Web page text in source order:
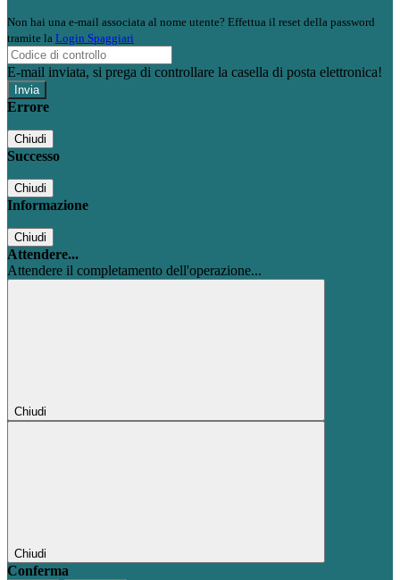
Non hai una e-mail associata al nome utente? Effettua il reset della password
tramite la Login Spaggiari
E-mail inviata, si prega di controllare la casella di posta elettronica!
Errore
Chiudi
Successo
Chiudi
Informazione
Chiudi
Attendere...
Attendere il completamento dell'operazione...
Chiudi
Chiudi
Conferma